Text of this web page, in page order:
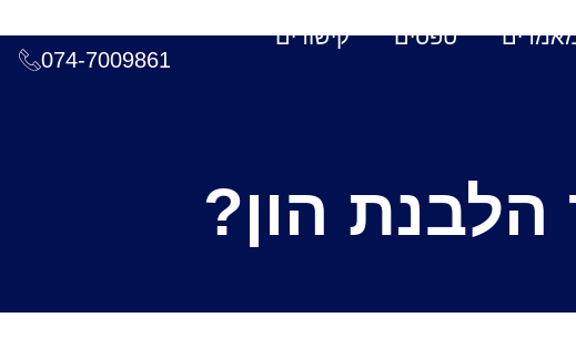
טפסים קישורים
074-7009861
הון?